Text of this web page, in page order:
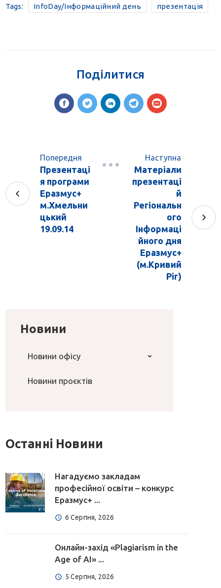
Tags: InfoDay/Інформаційний день презентація
Поділитися
Попередня
Презентаці
я програми
Еразмус+
м.Хмельни
цький
19.09.14
Наступна
Матеріали
презентаці
й
Регіональн
ого
Інформаці
йного дня
Еразмус+
(м.Кривий
Ріг)
Новини
Новини офісу
Новини проєктів
Останні Новини
Нагадуємо закладам
професійної освіти – конкурс
Еразмус+ ...
6 Серпня, 2026
Онлайн-захід «Plagiarism in the
Age of AI» ...
5 Серпня, 2026